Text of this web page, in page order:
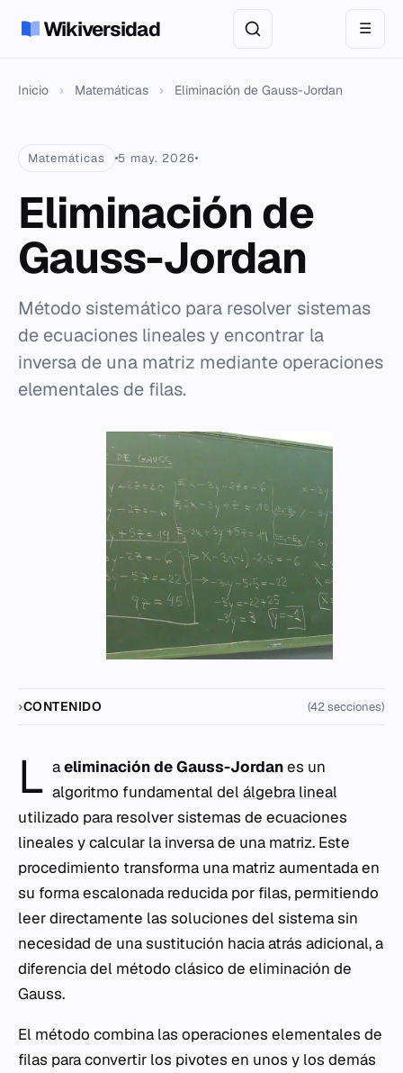
Wikiversidad ☰
Inicio › Matemáticas › Eliminación de Gauss-Jordan
Matemáticas 5 may. 2026
Eliminación de
Gauss-Jordan
Método sistemático para resolver sistemas
de ecuaciones lineales y encontrar la
inversa de una matriz mediante operaciones
elementales de filas.
CONTENIDO (42 secciones)
L aeliminación de Gauss-Jordanes un
algoritmo fundamental delálgebra lineal
utilizado para resolver sistemas de ecuaciones
lineales y calcular la inversa de una matriz. Este
procedimiento transforma una matriz aumentada en
su forma escalonada reducida por filas, permitiendo
leer directamente las soluciones del sistema sin
necesidad de una sustitución hacia atrás adicional, a
diferencia del método clásico de eliminación de
Gauss.
El método combina las operaciones elementales de
filas para convertir los pivotes en unos y los demás